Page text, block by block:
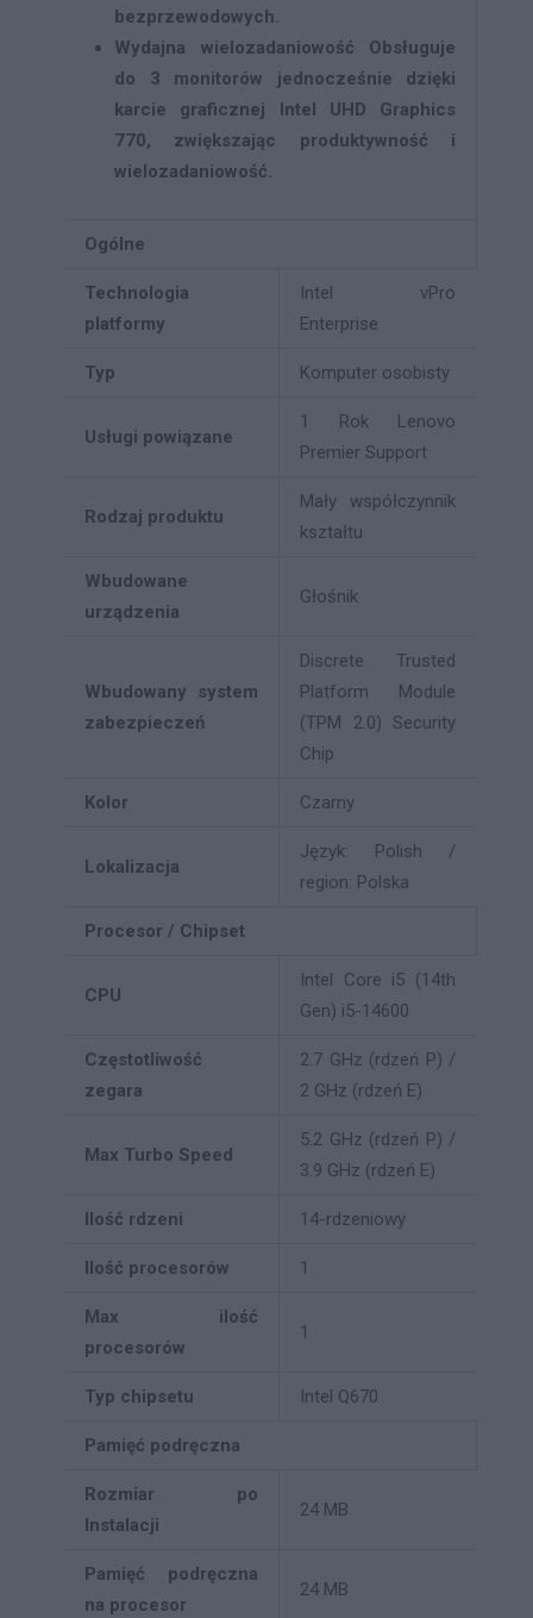
bezprzewodowych.
Wydajna wielozadaniowość Obsługuje
do 3 monitorów jednocześnie dzięki
karcie graficznej Intel UHD Graphics
770, zwiększając produktywność i
wielozadaniowość.
Ogólne
Technologia
platformy
Intel vPro
Enterprise
Typ Komputer osobisty
Usługi powiązane
1 Rok Lenovo
Premier Support
Rodzaj produktu
Mały współczynnik
kształtu
Wbudowane
urządzenia
Głośnik
Wbudowany system
zabezpieczeń
Discrete Trusted
Platform Module
(TPM 2.0) Security
Chip
Kolor Czarny
Lokalizacja
Język: Polish /
region: Polska
Procesor / Chipset
CPU
Intel Core i5 (14th
Gen) i5-14600
Częstotliwość
zegara
2.7 GHz (rdzeń P) /
2 GHz (rdzeń E)
Max Turbo Speed
5.2 GHz (rdzeń P) /
3.9 GHz (rdzeń E)
Ilość rdzeni 14-rdzeniowy
Ilość procesorów 1
Max ilość
procesorów
1
Typ chipsetu Intel Q670
Pamięć podręczna
Rozmiar po
Instalacji
24 MB
Pamięć podręczna
na procesor
24 MB